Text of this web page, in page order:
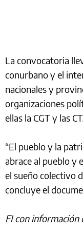
La convocatoria
conurbano y el
nacionales y
organizaciones
ellas la CGT y las
“El pueblo y la
abrace al pueblo y
el sueño colectivo
concluye el
FI con información